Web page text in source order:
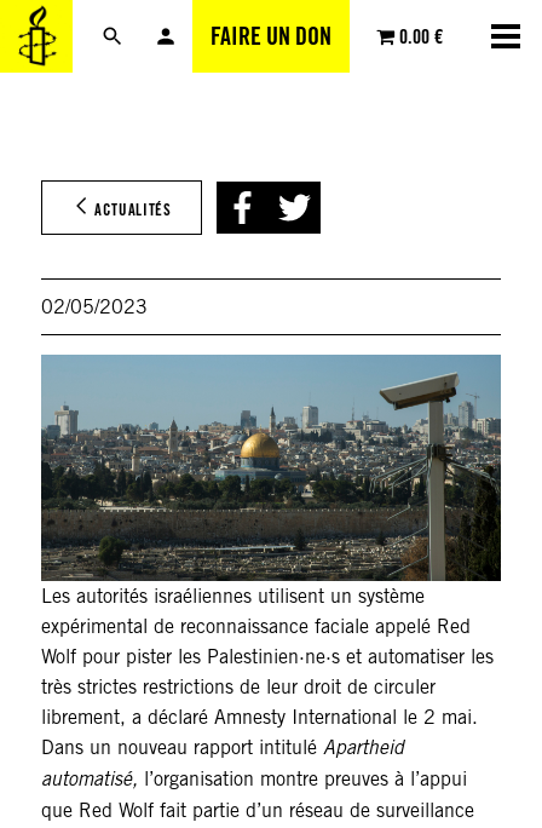
FAIRE UN DON 0.00 €
Aller
au
contenu
ACTUALITÉS
02/05/2023
Les autorités israéliennes utilisent un système
expérimental de reconnaissance faciale appelé Red
Wolf pour pister les Palestinien·ne·s et automatiser les
très strictes restrictions de leur droit de circuler
librement, a déclaré Amnesty International le 2 mai.
Dans un nouveau rapport intitulé Apartheid
automatisé, l’organisation montre preuves à l’appui
que Red Wolf fait partie d’un réseau de surveillance